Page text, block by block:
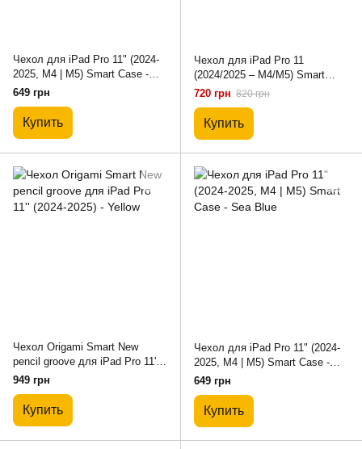
Чехол для iPad Pro 11" (2024-
2025, M4 | M5) Smart Case -
Pink Sand
649 грн
Купить
Чехол для iPad Pro 11
(2024/2025 – M4/M5) Smart
Case with Pencil Holder - Pine
720 грн 820 грн
Купить
Чехол Origami Smart New
pencil groove для iPad Pro 11''
(2024-2025) - Yellow
949 грн
Купить
Чехол для iPad Pro 11" (2024-
2025, M4 | M5) Smart Case -
Sea Blue
649 грн
Купить